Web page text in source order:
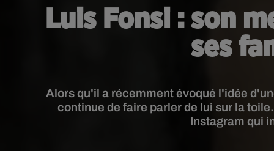
Luis Fonsi : son
ses
Alors qu'il a récemment évoqué l'idée
continue de faire parler de lui sur la
Instagram qui